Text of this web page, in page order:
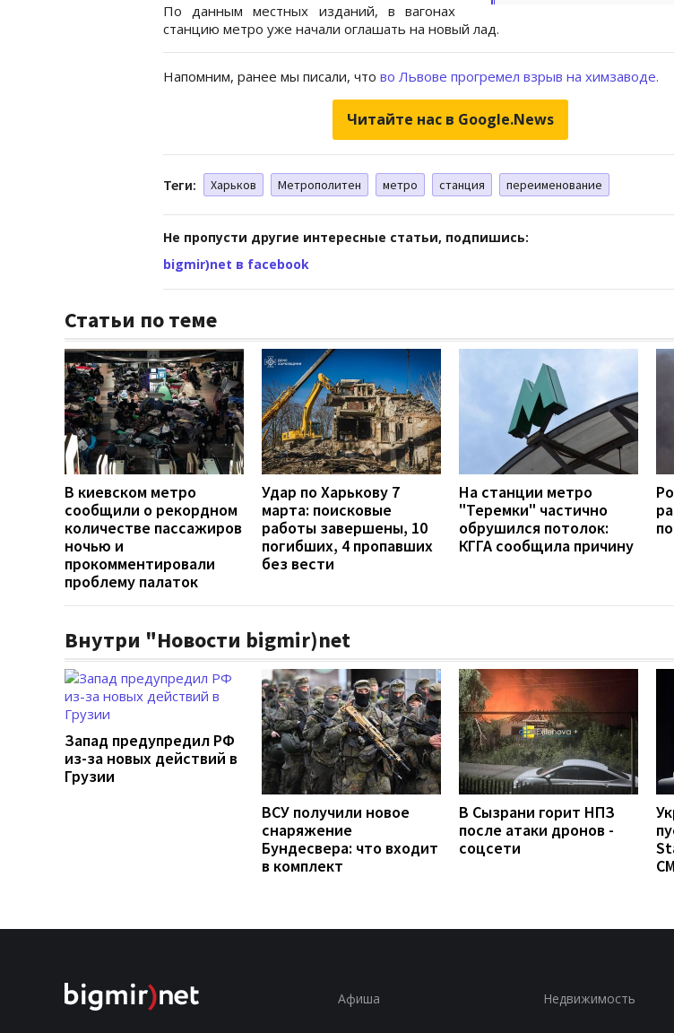
По данным местных изданий, в вагонах
станцию метро уже начали оглашать на новый лад.
Напомним, ранее мы писали, что во Львове прогремел взрыв на химзаводе.
Читайте нас в Google.News
Теги: Харьков Метрополитен метро станция переименование
Не пропусти другие интересные статьи, подпишись:
bigmir)net в facebook
Статьи по теме
В киевском метро
сообщили о рекордном
количестве пассажиров
ночью и
прокомментировали
проблему палаток
Удар по Харькову 7
марта: поисковые
работы завершены, 10
погибших, 4 пропавших
без вести
На станции метро
"Теремки" частично
обрушился потолок:
КГГА сообщила причину
Внутри "Новости bigmir)net
Запад предупредил РФ
из-за новых действий в
Грузии
ВСУ получили новое
снаряжение
Бундесвера: что входит
в комплект
В Сызрани горит НПЗ
после атаки дронов -
соцсети
Афиша Недвижимость